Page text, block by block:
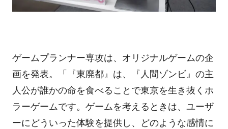
ゲームプランナー専攻は、オリジナルゲームの企
画を発表。「『東廃都』は、『人間ゾンビ』の主
人公が誰かの命を食べることで東京を生き抜くホ
ラーゲームです。ゲームを考えるときは、ユーザ
ーにどういった体験を提供し、どのような感情に